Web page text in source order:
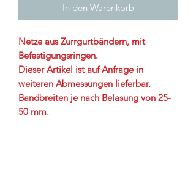
In den Warenkorb
Netze aus Zurrgurtbändern, mit
Befestigungsringen.
Dieser Artikel ist auf Anfrage in
weiteren Abmessungen lieferbar.
Bandbreiten je nach Belasung von 25-
50 mm.